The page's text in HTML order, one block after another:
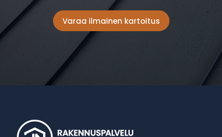
Varaa ilmainen kartoitus